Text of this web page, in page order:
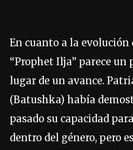
En cuanto a la evolución
“Prophet Ilja” parece un
lugar de un avance.
(Batushka) había
pasado su capacidad
dentro del género, pero